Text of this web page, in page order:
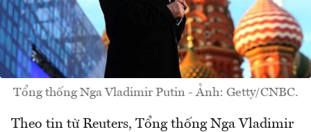
Tổng thống Nga Vladimir Putin - Ảnh: Getty/CNBC.
Theo tin từ Reuters, Tổng thống Nga Vladimir